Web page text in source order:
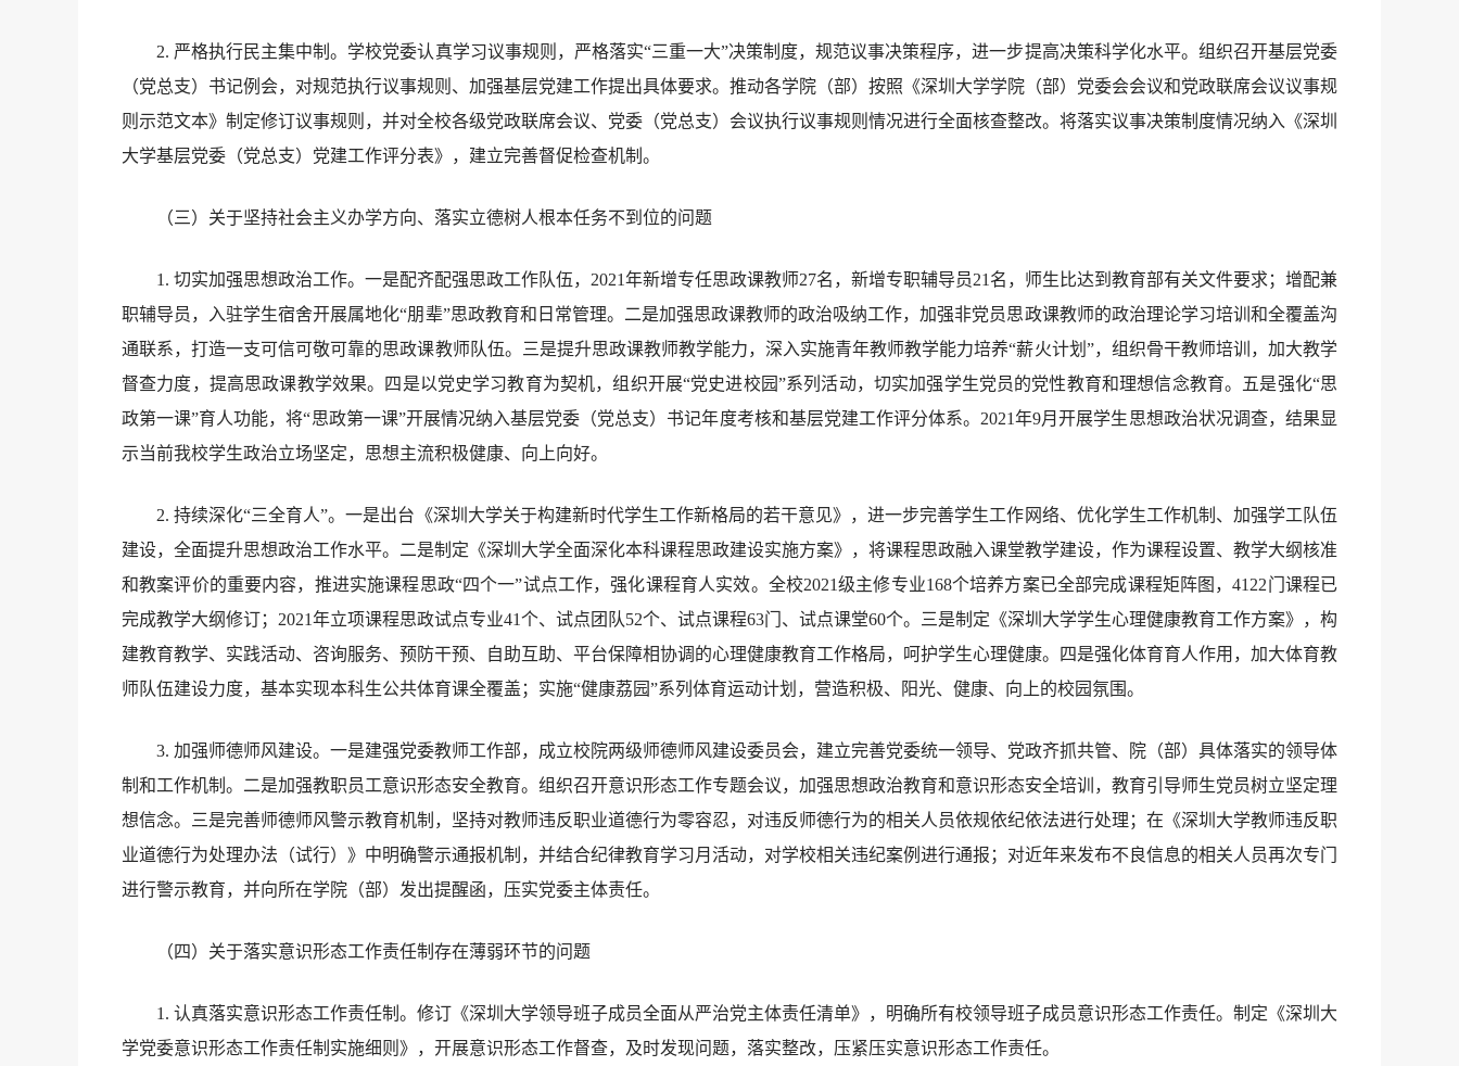
2. 严格执行民主集中制。学校党委认真学习议事规则，严格落实“三重一大”决策制度，规范议事决策程序，进一步提高决策科学化水平。组织召开基层党委
（党总支）书记例会，对规范执行议事规则、加强基层党建工作提出具体要求。推动各学院（部）按照《深圳大学学院（部）党委会会议和党政联席会议议事规
则示范文本》制定修订议事规则，并对全校各级党政联席会议、党委（党总支）会议执行议事规则情况进行全面核查整改。将落实议事决策制度情况纳入《深圳
大学基层党委（党总支）党建工作评分表》，建立完善督促检查机制。
（三）关于坚持社会主义办学方向、落实立德树人根本任务不到位的问题
1. 切实加强思想政治工作。一是配齐配强思政工作队伍，2021年新增专任思政课教师27名，新增专职辅导员21名，师生比达到教育部有关文件要求；增配兼
职辅导员，入驻学生宿舍开展属地化“朋辈”思政教育和日常管理。二是加强思政课教师的政治吸纳工作，加强非党员思政课教师的政治理论学习培训和全覆盖沟
通联系，打造一支可信可敬可靠的思政课教师队伍。三是提升思政课教师教学能力，深入实施青年教师教学能力培养“薪火计划”，组织骨干教师培训，加大教学
督查力度，提高思政课教学效果。四是以党史学习教育为契机，组织开展“党史进校园”系列活动，切实加强学生党员的党性教育和理想信念教育。五是强化“思
政第一课”育人功能，将“思政第一课”开展情况纳入基层党委（党总支）书记年度考核和基层党建工作评分体系。2021年9月开展学生思想政治状况调查，结果显
示当前我校学生政治立场坚定，思想主流积极健康、向上向好。
2. 持续深化“三全育人”。一是出台《深圳大学关于构建新时代学生工作新格局的若干意见》，进一步完善学生工作网络、优化学生工作机制、加强学工队伍
建设，全面提升思想政治工作水平。二是制定《深圳大学全面深化本科课程思政建设实施方案》，将课程思政融入课堂教学建设，作为课程设置、教学大纲核准
和教案评价的重要内容，推进实施课程思政“四个一”试点工作，强化课程育人实效。全校2021级主修专业168个培养方案已全部完成课程矩阵图，4122门课程已
完成教学大纲修订；2021年立项课程思政试点专业41个、试点团队52个、试点课程63门、试点课堂60个。三是制定《深圳大学学生心理健康教育工作方案》，构
建教育教学、实践活动、咨询服务、预防干预、自助互助、平台保障相协调的心理健康教育工作格局，呵护学生心理健康。四是强化体育育人作用，加大体育教
师队伍建设力度，基本实现本科生公共体育课全覆盖；实施“健康荔园”系列体育运动计划，营造积极、阳光、健康、向上的校园氛围。
3. 加强师德师风建设。一是建强党委教师工作部，成立校院两级师德师风建设委员会，建立完善党委统一领导、党政齐抓共管、院（部）具体落实的领导体
制和工作机制。二是加强教职员工意识形态安全教育。组织召开意识形态工作专题会议，加强思想政治教育和意识形态安全培训，教育引导师生党员树立坚定理
想信念。三是完善师德师风警示教育机制，坚持对教师违反职业道德行为零容忍，对违反师德行为的相关人员依规依纪依法进行处理；在《深圳大学教师违反职
业道德行为处理办法（试行）》中明确警示通报机制，并结合纪律教育学习月活动，对学校相关违纪案例进行通报；对近年来发布不良信息的相关人员再次专门
进行警示教育，并向所在学院（部）发出提醒函，压实党委主体责任。
（四）关于落实意识形态工作责任制存在薄弱环节的问题
1. 认真落实意识形态工作责任制。修订《深圳大学领导班子成员全面从严治党主体责任清单》，明确所有校领导班子成员意识形态工作责任。制定《深圳大
学党委意识形态工作责任制实施细则》，开展意识形态工作督查，及时发现问题，落实整改，压紧压实意识形态工作责任。